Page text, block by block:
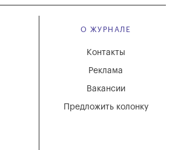
О ЖУРНАЛЕ
Вакансии
Реклама
Контакты
Предложить колонку